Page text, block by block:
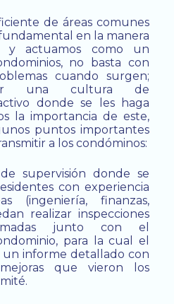
de áreas comunes
en la manera
y actuamos como un
no basta con
cuando surgen;
una cultura de
donde se les haga
la importancia de este,
puntos importantes
a los condóminos:
supervisión donde se
con experiencia
(ingeniería, finanzas,
realizar inspecciones
junto con el
para la cual el
informe detallado con
que vieron los